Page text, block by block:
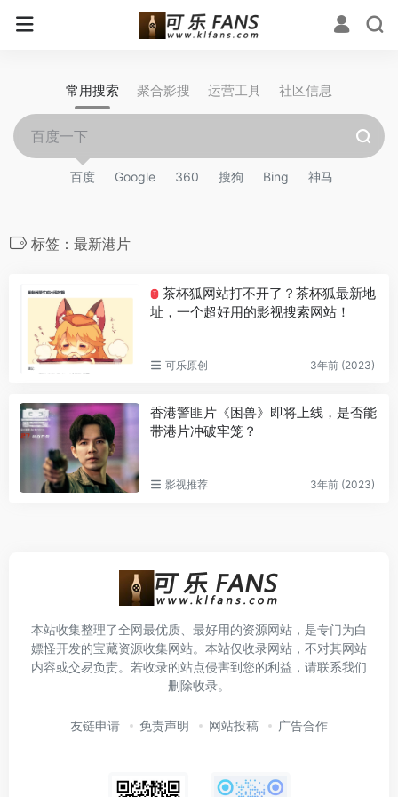
常用搜索 聚合影搜 运营工具 社区信息
百度 Google 360 搜狗 Bing 神马
标签：最新港片
T
茶杯狐网站打不开了？茶杯狐最新地
址，一个超好用的影视搜索网站！
可乐原创 3年前 (2023)
香港警匪片《困兽》即将上线，是否能
带港片冲破牢笼？
影视推荐 3年前 (2023)
本站收集整理了全网最优质、最好用的资源网站，是专门为白
嫖怪开发的宝藏资源收集网站。本站仅收录网站，不对其网站
内容或交易负责。若收录的站点侵害到您的利益，请联系我们
删除收录。
友链申请 免责声明 网站投稿 广告合作